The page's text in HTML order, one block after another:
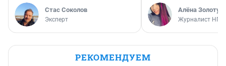
Стас Соколов
Эксперт
Алёна
Журналист НГС
РЕКОМЕНДУЕМ